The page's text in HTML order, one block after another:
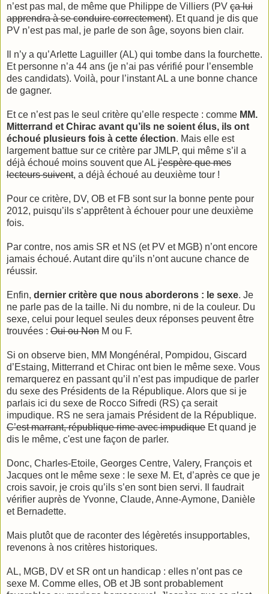
n’est pas mal, de même que Philippe de Villiers (PV ça lui
apprendra à se conduire correctement). Et quand je dis que
PV n’est pas mal, je parle de son âge, soyons bien clair.
Il n’y a qu’Arlette Laguiller (AL) qui tombe dans la fourchette.
Et personne n’a 44 ans (je n’ai pas vérifié pour l’ensemble
des candidats). Voilà, pour l’instant AL a une bonne chance
de gagner.
Et ce n’est pas le seul critère qu’elle respecte : comme MM.
Mitterrand et Chirac avant qu’ils ne soient élus, ils ont
échoué plusieurs fois à cette élection. Mais elle est
largement battue sur ce critère par JMLP, qui même s’il a
déjà échoué moins souvent que AL j’espère que mes
lecteurs suivent, a déjà échoué au deuxième tour !
Pour ce critère, DV, OB et FB sont sur la bonne pente pour
2012, puisqu’ils s’apprêtent à échouer pour une deuxième
fois.
Par contre, nos amis SR et NS (et PV et MGB) n’ont encore
jamais échoué. Autant dire qu’ils n’ont aucune chance de
réussir.
Enfin, dernier critère que nous aborderons : le sexe. Je
ne parle pas de la taille. Ni du nombre, ni de la couleur. Du
sexe, celui pour lequel seules deux réponses peuvent être
trouvées : Oui ou Non M ou F.
Si on observe bien, MM Mongénéral, Pompidou, Giscard
d’Estaing, Mitterrand et Chirac ont bien le même sexe. Vous
remarquerez en passant qu’il n’est pas impudique de parler
du sexe des Présidents de la République. Alors que si je
parlais ici du sexe de Rocco Sifredi (RS) ça serait
impudique. RS ne sera jamais Président de la République.
C’est marrant, république rime avec impudique Et quand je
dis le même, c'est une façon de parler.
Donc, Charles-Etoile, Georges Centre, Valery, François et
Jacques ont le même sexe : le sexe M. Et, d’après ce que je
crois savoir, je crois qu’ils s’en sont bien servi. Il faudrait
vérifier auprès de Yvonne, Claude, Anne-Aymone, Danièle
et Bernadette.
Mais plutôt que de raconter des légèretés insupportables,
revenons à nos critères historiques.
AL, MGB, DV et SR ont un handicap : elles n’ont pas ce
sexe M. Comme elles, OB et JB sont probablement